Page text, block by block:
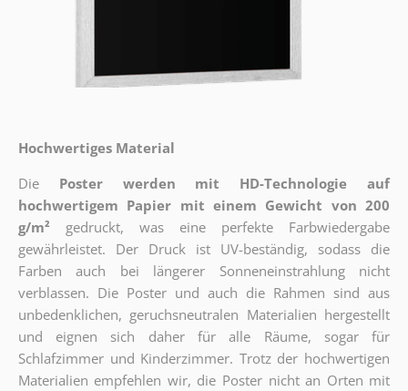
Hochwertiges Material
Die
Poster werden mit HD-Technologie auf
hochwertigem Papier mit einem Gewicht von 200
g/m²
gedruckt, was eine perfekte Farbwiedergabe
gewährleistet. Der Druck ist UV-beständig, sodass die
Farben auch bei längerer Sonneneinstrahlung nicht
verblassen. Die Poster und auch die Rahmen sind aus
unbedenklichen, geruchsneutralen Materialien hergestellt
und eignen sich daher für alle Räume, sogar für
Schlafzimmer und Kinderzimmer. Trotz der hochwertigen
Materialien empfehlen wir, die Poster nicht an Orten mit